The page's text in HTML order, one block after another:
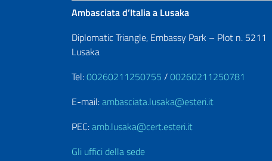
Ambasciata d’Italia a Lusaka
Diplomatic Triangle, Embassy Park – Plot n. 5211
Lusaka
Tel:00260211250755 /00260211250781
E-mail:ambasciata.lusaka@esteri.it
PEC:amb.lusaka@cert.esteri.it
Gli uffici della sede